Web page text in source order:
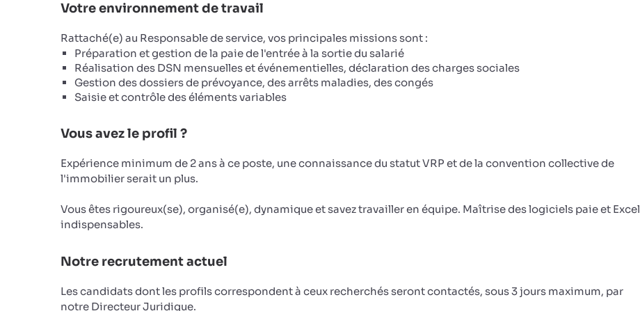
Votre environnement de travail
Rattaché(e) au Responsable de service, vos principales missions sont :
Préparation et gestion de la paie de l'entrée à la sortie du salarié
Réalisation des DSN mensuelles et événementielles, déclaration des charges sociales
Gestion des dossiers de prévoyance, des arrêts maladies, des congés
Saisie et contrôle des éléments variables
Vous avez le profil ?
Expérience minimum de 2 ans à ce poste, une connaissance du statut VRP et de la convention collective de
l'immobilier serait un plus.
Vous êtes rigoureux(se), organisé(e), dynamique et savez travailler en équipe. Maîtrise des logiciels paie et Excel
indispensables.
Notre recrutement actuel
Les candidats dont les profils correspondent à ceux recherchés seront contactés, sous 3 jours maximum, par
notre Directeur Juridique.